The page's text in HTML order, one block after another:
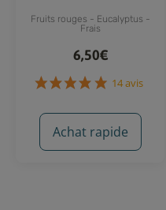
Fruits rouges - Eucalyptus -
Frais
6,50€
Achat rapide